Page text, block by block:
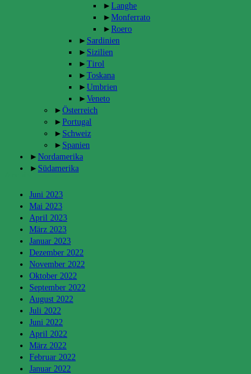
► Langhe
► Monferrato
► Roero
► Sardinien
► Sizilien
► Tirol
► Toskana
► Umbrien
► Veneto
► Österreich
► Portugal
► Schweiz
► Spanien
► Nordamerika
► Südamerika
Juni 2023
Mai 2023
April 2023
März 2023
Januar 2023
Dezember 2022
November 2022
Oktober 2022
September 2022
August 2022
Juli 2022
Juni 2022
April 2022
März 2022
Februar 2022
Januar 2022